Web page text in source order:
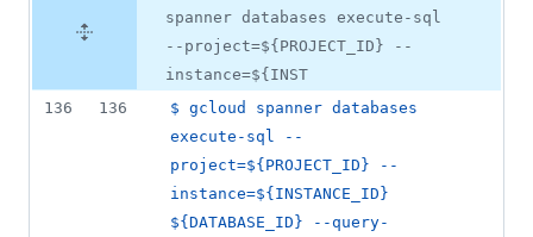
spanner databases execute-sql
--project=${PROJECT_ID} --
instance=${INST
136
136
$ gcloud spanner databases
execute-sql --
project=${PROJECT_ID} --
instance=${INSTANCE_ID}
${DATABASE_ID} --query-